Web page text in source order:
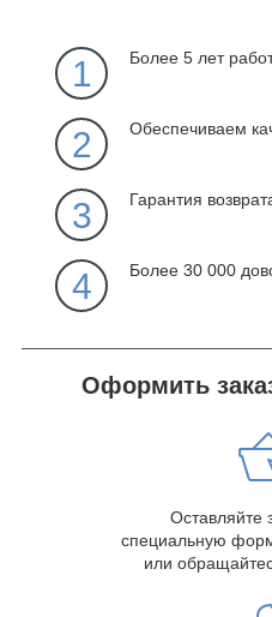
1 Более 5 лет
2 Обеспечиваем
3 Гарантия
4 Более 30 000
Оформить
Оставляйте
специальную
или